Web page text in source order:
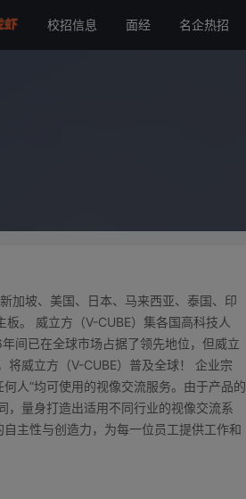
校招信息 面经 名企热招
加坡、美国、日本、马来西亚、泰国、印
。 威立方（V-CUBE）集各国高科技人
间已在全球市场占据了领先地位，但威立
将威立方（V-CUBE）普及全球！ 企业宗
人”均可使用的视像交流服务。由于产品的
，量身打造出适用不同行业的视像交流系
主性与创造力，为每一位员工提供工作和